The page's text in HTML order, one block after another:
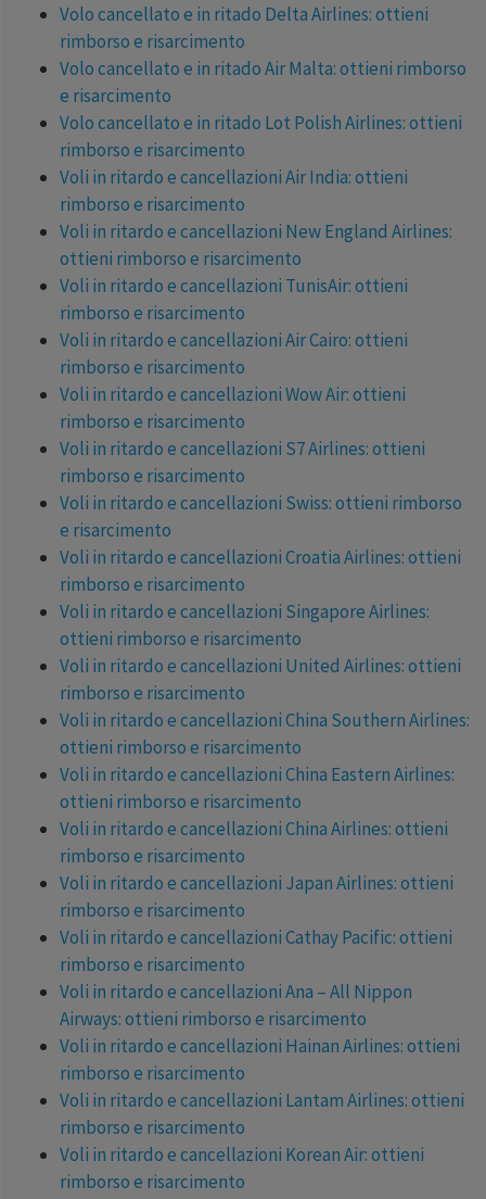
Volo cancellato e in ritado Delta Airlines: ottieni
rimborso e risarcimento
Volo cancellato e in ritado Air Malta: ottieni rimborso
e risarcimento
Volo cancellato e in ritado Lot Polish Airlines: ottieni
rimborso e risarcimento
Voli in ritardo e cancellazioni Air India: ottieni
rimborso e risarcimento
Voli in ritardo e cancellazioni New England Airlines:
ottieni rimborso e risarcimento
Voli in ritardo e cancellazioni TunisAir: ottieni
rimborso e risarcimento
Voli in ritardo e cancellazioni Air Cairo: ottieni
rimborso e risarcimento
Voli in ritardo e cancellazioni Wow Air: ottieni
rimborso e risarcimento
Voli in ritardo e cancellazioni S7 Airlines: ottieni
rimborso e risarcimento
Voli in ritardo e cancellazioni Swiss: ottieni rimborso
e risarcimento
Voli in ritardo e cancellazioni Croatia Airlines: ottieni
rimborso e risarcimento
Voli in ritardo e cancellazioni Singapore Airlines:
ottieni rimborso e risarcimento
Voli in ritardo e cancellazioni United Airlines: ottieni
rimborso e risarcimento
Voli in ritardo e cancellazioni China Southern Airlines:
ottieni rimborso e risarcimento
Voli in ritardo e cancellazioni China Eastern Airlines:
ottieni rimborso e risarcimento
Voli in ritardo e cancellazioni China Airlines: ottieni
rimborso e risarcimento
Voli in ritardo e cancellazioni Japan Airlines: ottieni
rimborso e risarcimento
Voli in ritardo e cancellazioni Cathay Pacific: ottieni
rimborso e risarcimento
Voli in ritardo e cancellazioni Ana – All Nippon
Airways: ottieni rimborso e risarcimento
Voli in ritardo e cancellazioni Hainan Airlines: ottieni
rimborso e risarcimento
Voli in ritardo e cancellazioni Lantam Airlines: ottieni
rimborso e risarcimento
Voli in ritardo e cancellazioni Korean Air: ottieni
rimborso e risarcimento